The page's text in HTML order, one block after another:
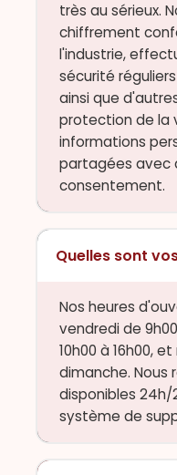
très au sérieux.
chiffrement
l'industrie,
sécurité
ainsi que
protection de la
informations
partagées avec
consentement.
Quelles sont
Nos heures
vendredi de
10h00 à 16h00,
dimanche.
disponibles
système de